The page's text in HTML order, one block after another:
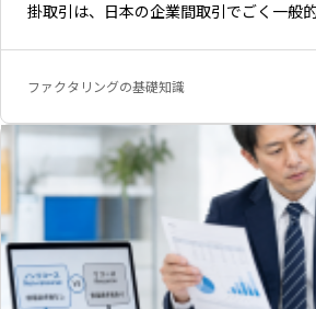
掛取引は、日本の企業間取引でごく一般
ファクタリングの基礎知識